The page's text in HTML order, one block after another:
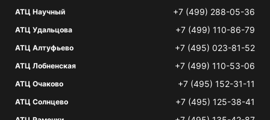
АТЦ Научный +7 (499) 288-05-36
АТЦ Удальцова +7 (499) 110-86-79
АТЦ Алтуфьево +7 (495) 023-81-52
АТЦ Лобненская +7 (499) 110-53-06
АТЦ Очаково +7 (495) 152-31-11
АТЦ Солнцево +7 (495) 125-38-41